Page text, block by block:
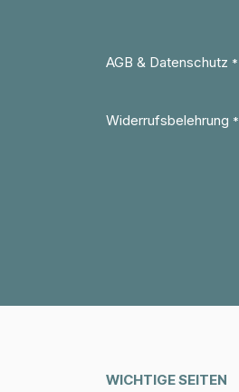
AGB & Datenschutz *
Widerrufsbelehrung *
WICHTIGE SEITEN